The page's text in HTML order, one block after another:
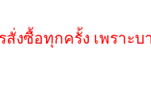
งซื้อทุกครั้ง เพราะ